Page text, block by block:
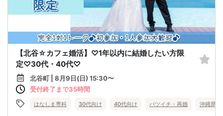
【北谷☆カフェ婚活】♡1年以内に結婚したい方限
定♡30代・40代♡
北谷町 | 8月9日(日) 15:30〜
受付終了まで35時間
はなしま専科 30代向け 40代向け バツイチ・再婚 沖縄県